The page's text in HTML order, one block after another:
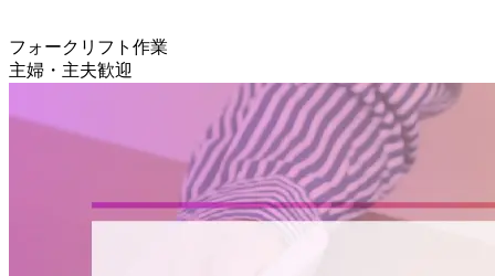
フォークリフト作業
主婦・主夫歓迎